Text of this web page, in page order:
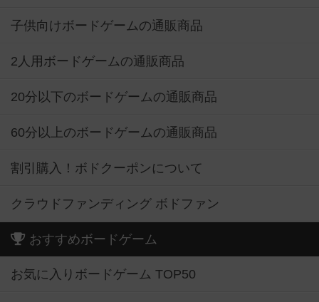
子供向けボードゲームの通販商品
2人用ボードゲームの通販商品
20分以下のボードゲームの通販商品
60分以上のボードゲームの通販商品
割引購入！ボドクーポンについて
クラウドファンディング ボドファン
おすすめボードゲーム
お気に入りボードゲーム TOP50